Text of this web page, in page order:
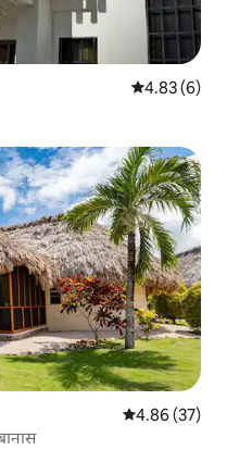
औसत रेटिंग 5 में
4.83 (6)
औसत रेटिंग 5 में
4.86 (37)